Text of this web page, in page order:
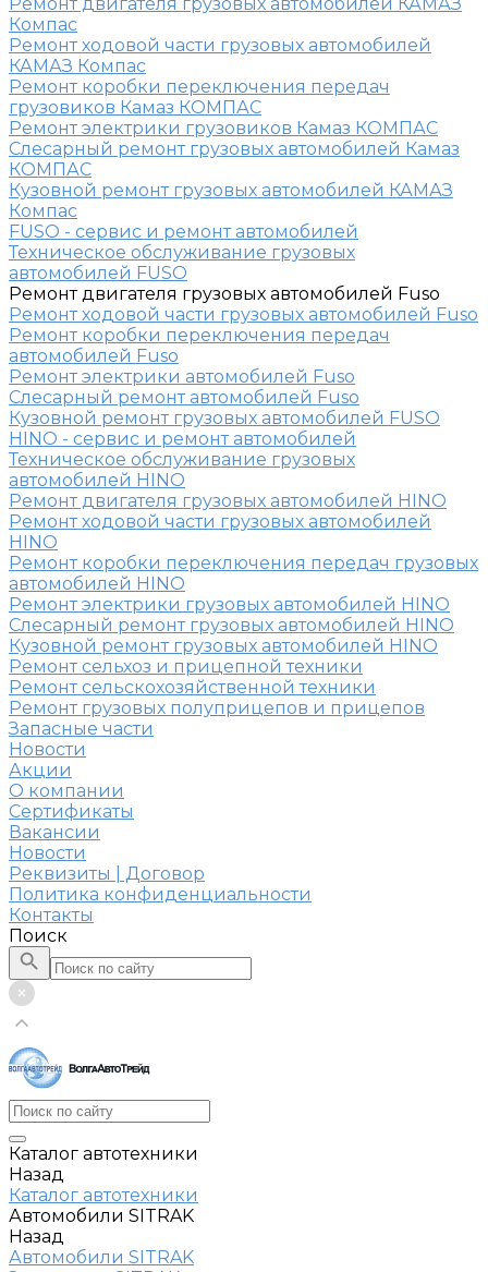
Компас
Ремонт ходовой части грузовых автомобилей
КАМАЗ Компас
Ремонт коробки переключения передач
грузовиков Камаз КОМПАС
Ремонт электрики грузовиков Камаз КОМПАС
Слесарный ремонт грузовых автомобилей Камаз
КОМПАС
Кузовной ремонт грузовых автомобилей КАМАЗ
Компас
FUSO - сервис и ремонт автомобилей
Техническое обслуживание грузовых
автомобилей FUSO
Ремонт двигателя грузовых автомобилей Fuso
Ремонт ходовой части грузовых автомобилей Fuso
Ремонт коробки переключения передач
автомобилей Fuso
Ремонт электрики автомобилей Fuso
Слесарный ремонт автомобилей Fuso
Кузовной ремонт грузовых автомобилей FUSO
HINO - сервис и ремонт автомобилей
Техническое обслуживание грузовых
автомобилей HINO
Ремонт двигателя грузовых автомобилей HINO
Ремонт ходовой части грузовых автомобилей
HINO
Ремонт коробки переключения передач грузовых
автомобилей HINO
Ремонт электрики грузовых автомобилей HINO
Слесарный ремонт грузовых автомобилей HINO
Кузовной ремонт грузовых автомобилей HINO
Ремонт сельхоз и прицепной техники
Ремонт сельскохозяйственной техники
Ремонт грузовых полуприцепов и прицепов
Запасные части
Новости
Акции
О компании
Сертификаты
Вакансии
Новости
Реквизиты | Договор
Политика конфиденциальности
Контакты
Поиск
Каталог автотехники
Назад
Каталог автотехники
Автомобили SITRAK
Назад
Автомобили SITRAK